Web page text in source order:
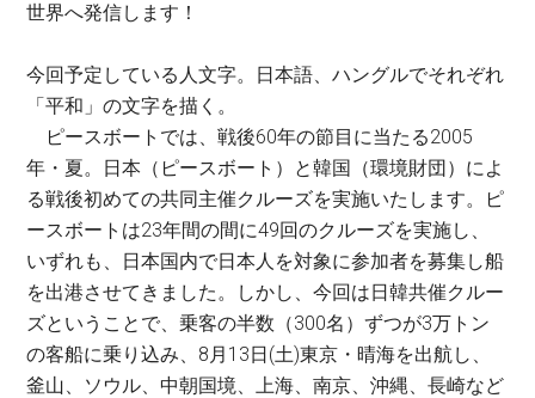
世界へ発信します！
今回予定している人文字。日本語、ハングルでそれぞれ
「平和」の文字を描く。
ピースボートでは、戦後60年の節目に当たる2005
年・夏。日本（ピースボート）と韓国（環境財団）によ
る戦後初めての共同主催クルーズを実施いたします。ピ
ースボートは23年間の間に49回のクルーズを実施し、
いずれも、日本国内で日本人を対象に参加者を募集し船
を出港させてきました。しかし、今回は日韓共催クルー
ズということで、乗客の半数（300名）ずつが3万トン
の客船に乗り込み、8月13日(土)東京・晴海を出航し、
釜山、ソウル、中朝国境、上海、南京、沖縄、長崎など